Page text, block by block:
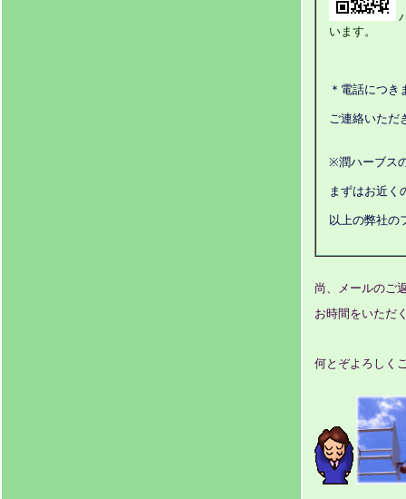
います。
＊電話につき
ご連絡いただ
※潤ハーブス
まずはお近く
以上の弊社の
尚、メールのご
お時間をいただ
何とぞよろしく